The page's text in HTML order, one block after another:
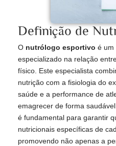
Definição de
O nutrólogo esportivo é um
especializado na relação
físico. Este especialista
nutrição com a fisiologia do
saúde e a performance de
emagrecer de forma
é fundamental para garantir
nutricionais específicas de
promovendo não apenas a